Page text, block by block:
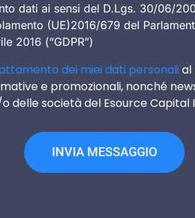
dati ai sensi del D.Lgs. 30/06/
(UE)2016/679 del
2016 (“GDPR”)
dei miei dati personalial
e promozionali, nonché
o delle società del Esource Capital
INVIA MESSAGGIO